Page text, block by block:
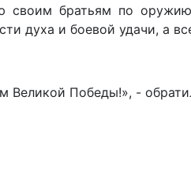
своим братьям по
духа и боевой удачи, а
Великой Победы!», -